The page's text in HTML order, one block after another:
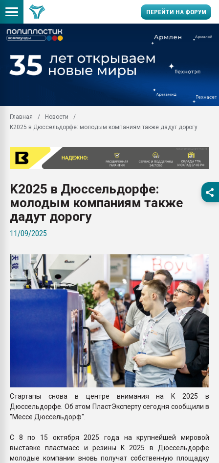
ПЕРЕЙТИ НА ФОРУМ
производство SPC
заводу пластмасс"
Подмосковье, Москва
28.07.2026
пластмасс
28.07.2026
ПЕРЕЙТИ НА
Главная
Новости
K2025 в Дюссельдорфе: молодым компаниям также дадут дорогу
K2025 в Дюссельдорфе:
молодым компаниям также
дадут дорогу
11/09/2025
Стартапы снова в центре внимания на K 2025 в
Дюссельдорфе. Об этом ПластЭксперту сегодня сообщили в
"Мессе Дюссельдорф".
С 8 по 15 октября 2025 года на крупнейшей мировой
выставке пластмасс и резины K 2025 в Дюссельдорфе
молодые компании вновь получат собственную площадку